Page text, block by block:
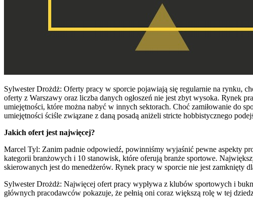
Sylwester Drożdż: Oferty pracy w sporcie pojawiają się regularnie na rynku,
oferty z Warszawy oraz liczba danych ogłoszeń nie jest zbyt wysoka. Rynek
umiejętności, które można nabyć w innych sektorach. Choć zamiłowanie do
umiejętności ściśle związane z daną posadą aniżeli stricte hobbistycznego
Jakich ofert jest najwięcej?
Marcel Tyl: Zanim padnie odpowiedź, powinniśmy wyjaśnić pewne aspekty
kategorii branżowych i 10 stanowisk, które oferują branże sportowe.
skierowanych jest do menedżerów. Rynek pracy w sporcie nie jest zamknięty
Sylwester Drożdż: Najwięcej ofert pracy wypływa z klubów sportowych i
głównych pracodawców pokazuje, że pełnią oni coraz większą rolę w tej